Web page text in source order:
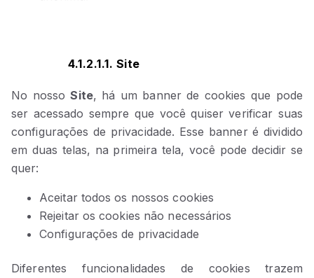
4.1.2.1.1. Site
No nossoSite, há um banner de cookies que pode
ser acessado sempre que você quiser verificar suas
configurações de privacidade. Esse banner é dividido
em duas telas, na primeira tela, você pode decidir se
quer:
Aceitar todos os nossos cookies
Rejeitar os cookies não necessários
Configurações de privacidade
Diferentes funcionalidades de cookies trazem